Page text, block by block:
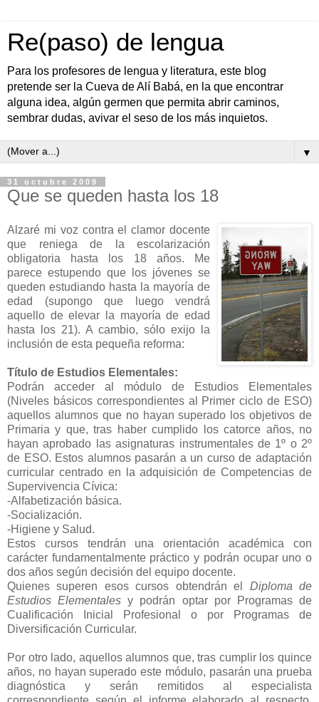
Re(paso) de lengua
Para los profesores de lengua y literatura, este blog
pretende ser la Cueva de Alí Babá, en la que encontrar
alguna idea, algún germen que permita abrir caminos,
sembrar dudas, avivar el seso de los más inquietos.
▼
31 octubre 2009
Que se queden hasta los 18
Alzaré mi voz contra el clamor docente
que reniega de la escolarización
obligatoria hasta los 18 años. Me
parece estupendo que los jóvenes se
queden estudiando hasta la mayoría de
edad (supongo que luego vendrá
aquello de elevar la mayoría de edad
hasta los 21). A cambio, sólo exijo la
inclusión de esta pequeña reforma:
Título de Estudios Elementales:
Podrán acceder al módulo de Estudios Elementales
(Niveles básicos correspondientes al Primer ciclo de ESO)
aquellos alumnos que no hayan superado los objetivos de
Primaria y que, tras haber cumplido los catorce años, no
hayan aprobado las asignaturas instrumentales de 1º o 2º
de ESO. Estos alumnos pasarán a un curso de adaptación
curricular centrado en la adquisición de Competencias de
Supervivencia Cívica:
-Alfabetización básica.
-Socialización.
-Higiene y Salud.
Estos cursos tendrán una orientación académica con
carácter fundamentalmente práctico y podrán ocupar uno o
dos años según decisión del equipo docente.
Quienes superen esos cursos obtendrán el Diploma de
Estudios Elementales y podrán optar por Programas de
Cualificación Inicial Profesional o por Programas de
Diversificación Curricular.
Por otro lado, aquellos alumnos que, tras cumplir los quince
años, no hayan superado este módulo, pasarán una prueba
diagnóstica y serán remitidos al especialista